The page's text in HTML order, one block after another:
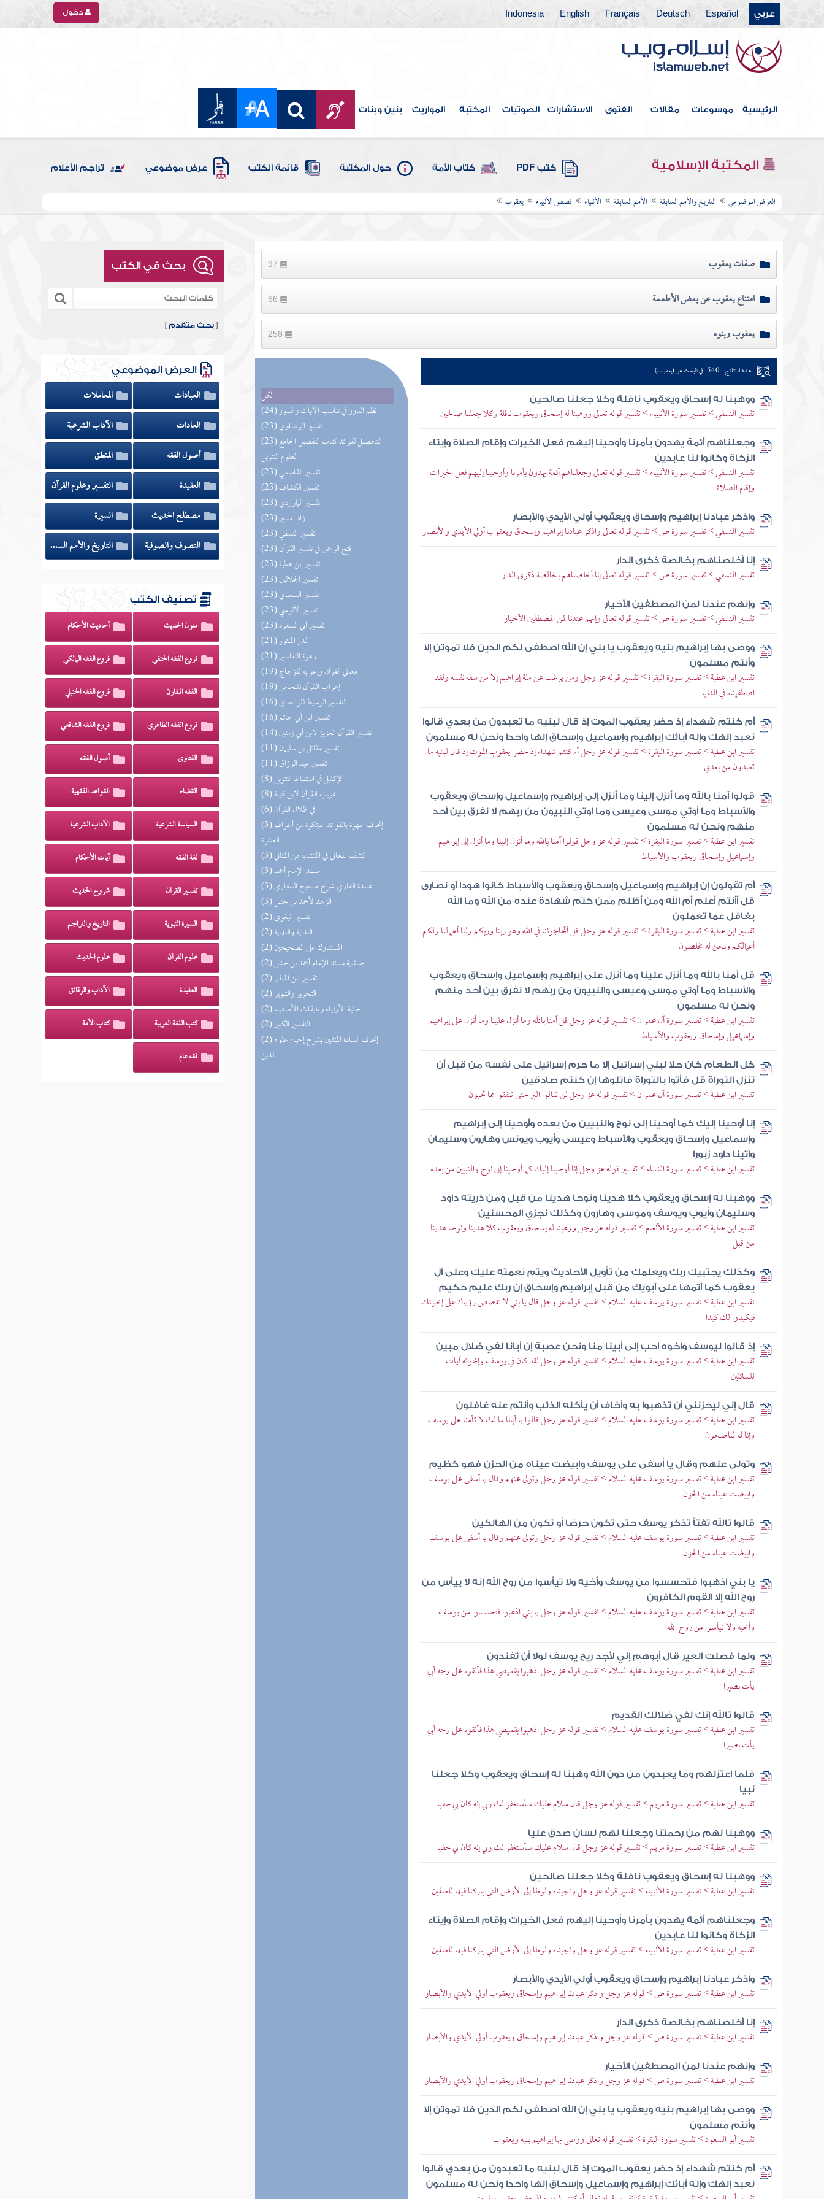
عربي Español
Deutsch
Français
English
Indonesia دخول
الرئيسية موسوعات مقالات الفتوى الاستشارات الصوتيات المكتبة المواريث بنين وبنات
المكتبة الإسلامية كتب PDF كتاب الأمة حول المكتبة قائمة الكتب عرض موضوعي تراجم الأعلام
العرض الموضوعي التاريخ والأمم السابقة الأمم السابقة الأنبياء قصص الأنبياء يعقوب
صفات يعقوب
امتناع يعقوب عن بعض الأطعمة
يعقوب وبنوه
الكل
(24) نظم الدرر في تناسب الآيات والسور
(23) تفسير البيضاوي
(23) التحصيل لفوائد كتاب التفصيل الجامع
لعلوم التنزيل
(23) تفسير القاسمي
(23) تفسير الكشاف
(23) تفسير الماوردي
(23) زاد المسير
(23) تفسير النسفي
(23) فتح الرحمن في تفسير القرآن
(23) تفسير ابن عطية
(23) تفسير الجلالين
(23) تفسير السعدي
(23) تفسير الألوسي
(23) تفسير أبي السعود
(21) الدر المنثور
(21) زهرة التفاسير
(19) معاني القرآن وإعرابه للزجاج
(19) إعراب القرآن للنحاس
(16) التفسير الوسيط للواحدي
(16) تفسير ابن أبي حاتم
(14) تفسير القرآن العزيز لابن أبي زمنين
(11) تفسير مقاتل بن سليمان
(11) تفسير عبد الرزاق
(8) الإكليل في استنباط التنزيل
(8) غريب القرآن لابن قتيبة
(6) في ظلال القرآن
(3) إتحاف المهرة بالفوائد المبتكرة من أطراف
العشرة
(3) كشف المعاني في المتشابه من المثاني
(3) مسند الإمام أحمد
(3) عمدة القاري شرح صحيح البخاري
(3) الزهد لأحمد بن حنبل
(2) تفسير البغوي
(2) البداية والنهاية
(2) المستدرك على الصحيحين
(2) حاشية مسند الإمام أحمد بن حنبل
(2) تفسير ابن المنذر
(2) التحرير والتنوير
(2) حلية الأولياء وطبقات الأصفياء
(2) التفسير الكبير
(2) إتحاف السادة المتقين بشرح إحياء علوم
الدين
عدد النتائج : 540 في البحث عن (يعقوب)
ووهبنا له إسحاق ويعقوب نافلة وكلا جعلنا صالحين
تفسير النسفي > تفسير سورة الأنبياء > تفسير قوله تعالى ووهبنا له إسحاق ويعقوب نافلة وكلا جعلنا صالحين
وجعلناهم أئمة يهدون بأمرنا وأوحينا إليهم فعل الخيرات وإقام الصلاة وإيتاء
الزكاة وكانوا لنا عابدين
تفسير النسفي > تفسير سورة الأنبياء > تفسير قوله تعالى وجعلناهم أئمة يهدون بأمرنا وأوحينا إليهم فعل الخيرات
وإقام الصلاة
واذكر عبادنا إبراهيم وإسحاق ويعقوب أولي الأيدي والأبصار
تفسير النسفي > تفسير سورة ص > تفسير قوله تعالى واذكر عبادنا إبراهيم وإسحاق ويعقوب أولي الأيدي والأبصار
إنا أخلصناهم بخالصة ذكرى الدار
تفسير النسفي > تفسير سورة ص > تفسير قوله تعالى إنا أخلصناهم بخالصة ذكرى الدار
وإنهم عندنا لمن المصطفين الأخيار
تفسير النسفي > تفسير سورة ص > تفسير قوله تعالى وإنهم عندنا لمن المصطفين الأخيار
ووصى بها إبراهيم بنيه ويعقوب يا بني إن الله اصطفى لكم الدين فلا تموتن إلا
وأنتم مسلمون
تفسير ابن عطية > تفسير سورة البقرة > تفسير قوله عز وجل ومن يرغب عن ملة إبراهيم إلا من سفه نفسه ولقد
اصطفيناه في الدنيا
أم كنتم شهداء إذ حضر يعقوب الموت إذ قال لبنيه ما تعبدون من بعدي قالوا
نعبد إلهك وإله آبائك إبراهيم وإسماعيل وإسحاق إلها واحدا ونحن له مسلمون
تفسير ابن عطية > تفسير سورة البقرة > تفسير قوله عز وجل أم كنتم شهداء إذ حضر يعقوب الموت إذ قال لبنيه ما
تعبدون من بعدي
قولوا آمنا بالله وما أنزل إلينا وما أنزل إلى إبراهيم وإسماعيل وإسحاق ويعقوب
والأسباط وما أوتي موسى وعيسى وما أوتي النبيون من ربهم لا نفرق بين أحد
منهم ونحن له مسلمون
تفسير ابن عطية > تفسير سورة البقرة > تفسير قوله عز وجل قولوا آمنا بالله وما أنزل إلينا وما أنزل إلى إبراهيم
وإسماعيل وإسحاق ويعقوب والأسباط
أم تقولون إن إبراهيم وإسماعيل وإسحاق ويعقوب والأسباط كانوا هودا أو نصارى
قل أأنتم أعلم أم الله ومن أظلم ممن كتم شهادة عنده من الله وما الله
بغافل عما تعملون
تفسير ابن عطية > تفسير سورة البقرة > تفسير قوله عز وجل قل أتحاجوننا في الله وهو ربنا وربكم ولنا أعمالنا ولكم
أعمالكم ونحن له مخلصون
قل آمنا بالله وما أنزل علينا وما أنزل على إبراهيم وإسماعيل وإسحاق ويعقوب
والأسباط وما أوتي موسى وعيسى والنبيون من ربهم لا نفرق بين أحد منهم
ونحن له مسلمون
تفسير ابن عطية > تفسير سورة آل عمران > تفسير قوله عز وجل قل آمنا بالله وما أنزل علينا وما أنزل على إبراهيم
وإسماعيل وإسحاق ويعقوب والأسباط
كل الطعام كان حلا لبني إسرائيل إلا ما حرم إسرائيل على نفسه من قبل أن
تنزل التوراة قل فأتوا بالتوراة فاتلوها إن كنتم صادقين
تفسير ابن عطية > تفسير سورة آل عمران > تفسير قوله عز وجل لن تنالوا البر حتى تنفقوا مما تحبون
إنا أوحينا إليك كما أوحينا إلى نوح والنبيين من بعده وأوحينا إلى إبراهيم
وإسماعيل وإسحاق ويعقوب والأسباط وعيسى وأيوب ويونس وهارون وسليمان
وآتينا داود زبورا
تفسير ابن عطية > تفسير سورة النساء > تفسير قوله عز وجل إنا أوحينا إليك كما أوحينا إلى نوح والنبيين من بعده
ووهبنا له إسحاق ويعقوب كلا هدينا ونوحا هدينا من قبل ومن ذريته داود
وسليمان وأيوب ويوسف وموسى وهارون وكذلك نجزي المحسنين
تفسير ابن عطية > تفسير سورة الأنعام > تفسير قوله عز وجل ووهبنا له إسحاق ويعقوب كلا هدينا ونوحا هدينا
من قبل
وكذلك يجتبيك ربك ويعلمك من تأويل الأحاديث ويتم نعمته عليك وعلى آل
يعقوب كما أتمها على أبويك من قبل إبراهيم وإسحاق إن ربك عليم حكيم
تفسير ابن عطية > تفسير سورة يوسف عليه السلام > تفسير قوله عز وجل قال يا بني لا تقصص رؤياك على إخوتك
فيكيدوا لك كيدا
إذ قالوا ليوسف وأخوه أحب إلى أبينا منا ونحن عصبة إن أبانا لفي ضلال مبين
تفسير ابن عطية > تفسير سورة يوسف عليه السلام > تفسير قوله عز وجل لقد كان في يوسف وإخوته آيات
للسائلين
قال إني ليحزنني أن تذهبوا به وأخاف أن يأكله الذئب وأنتم عنه غافلون
تفسير ابن عطية > تفسير سورة يوسف عليه السلام > تفسير قوله عز وجل قالوا يا أبانا ما لك لا تأمنا على يوسف
وإنا له لناصحون
وتولى عنهم وقال يا أسفى على يوسف وابيضت عيناه من الحزن فهو كظيم
تفسير ابن عطية > تفسير سورة يوسف عليه السلام > تفسير قوله عز وجل وتولى عنهم وقال يا أسفى على يوسف
وابيضت عيناه من الحزن
قالوا تالله تفتأ تذكر يوسف حتى تكون حرضا أو تكون من الهالكين
تفسير ابن عطية > تفسير سورة يوسف عليه السلام > تفسير قوله عز وجل وتولى عنهم وقال يا أسفى على يوسف
وابيضت عيناه من الحزن
يا بني اذهبوا فتحسسوا من يوسف وأخيه ولا تيأسوا من روح الله إنه لا ييأس من
روح الله إلا القوم الكافرون
تفسير ابن عطية > تفسير سورة يوسف عليه السلام > تفسير قوله عز وجل يا بني اذهبوا فتحسسوا من يوسف
وأخيه ولا تيأسوا من روح الله
ولما فصلت العير قال أبوهم إني لأجد ريح يوسف لولا أن تفندون
تفسير ابن عطية > تفسير سورة يوسف عليه السلام > تفسير قوله عز وجل اذهبوا بقميصي هذا فألقوه على وجه أبي
يأت بصيرا
قالوا تالله إنك لفي ضلالك القديم
تفسير ابن عطية > تفسير سورة يوسف عليه السلام > تفسير قوله عز وجل اذهبوا بقميصي هذا فألقوه على وجه أبي
يأت بصيرا
فلما اعتزلهم وما يعبدون من دون الله وهبنا له إسحاق ويعقوب وكلا جعلنا
نبيا
تفسير ابن عطية > تفسير سورة مريم > تفسير قوله عز وجل قال سلام عليك سأستغفر لك ربي إنه كان بي حفيا
ووهبنا لهم من رحمتنا وجعلنا لهم لسان صدق عليا
تفسير ابن عطية > تفسير سورة مريم > تفسير قوله عز وجل قال سلام عليك سأستغفر لك ربي إنه كان بي حفيا
ووهبنا له إسحاق ويعقوب نافلة وكلا جعلنا صالحين
تفسير ابن عطية > تفسير سورة الأنبياء > تفسير قوله عز وجل ونجيناه ولوطا إلى الأرض التي باركنا فيها للعالمين
وجعلناهم أئمة يهدون بأمرنا وأوحينا إليهم فعل الخيرات وإقام الصلاة وإيتاء
الزكاة وكانوا لنا عابدين
تفسير ابن عطية > تفسير سورة الأنبياء > تفسير قوله عز وجل ونجيناه ولوطا إلى الأرض التي باركنا فيها للعالمين
واذكر عبادنا إبراهيم وإسحاق ويعقوب أولي الأيدي والأبصار
تفسير ابن عطية > تفسير سورة ص > قوله عز وجل واذكر عبادنا إبراهيم وإسحاق ويعقوب أولي الأيدي والأبصار
إنا أخلصناهم بخالصة ذكرى الدار
تفسير ابن عطية > تفسير سورة ص > قوله عز وجل واذكر عبادنا إبراهيم وإسحاق ويعقوب أولي الأيدي والأبصار
وإنهم عندنا لمن المصطفين الأخيار
تفسير ابن عطية > تفسير سورة ص > قوله عز وجل واذكر عبادنا إبراهيم وإسحاق ويعقوب أولي الأيدي والأبصار
ووصى بها إبراهيم بنيه ويعقوب يا بني إن الله اصطفى لكم الدين فلا تموتن إلا
وأنتم مسلمون
تفسير أبو السعود > تفسير سورة البقرة > تفسير قوله تعالى ووصى بها إبراهيم بنيه ويعقوب
أم كنتم شهداء إذ حضر يعقوب الموت إذ قال لبنيه ما تعبدون من بعدي قالوا
نعبد إلهك وإله آبائك إبراهيم وإسماعيل وإسحاق إلها واحدا ونحن له مسلمون
بحث في الكتب
[بحث متقدم ]
العرض الموضوعي
العبادات
المعاملات
العادات
الآداب الشرعية
أصول الفقه
المنطق
العقيدة
التفسير وعلوم القرآن
مصطلح الحديث
السيرة
التصوف والصوفية
التاريخ والأمم السابقة
تصنيف الكتب
متون الحديث أحاديث الأحكام
فروع الفقه الحنفي فروع الفقه المالكي
الفقه المقارن فروع الفقه الحنبلي
فروع الفقه الظاهري فروع الفقه الشافعي
الفتاوى أصول الفقه
القضاء القواعد الفقهية
السياسة الشرعية الآداب الشرعية
لغة الفقه آيات الأحكام
تفسير القرآن شروح الحديث
السيرة النبوية التاريخ والتراجم
علوم القرآن علوم الحديث
العقيدة الآداب والرقائق
كتب اللغة العربية كتاب الأمة
فقه عام